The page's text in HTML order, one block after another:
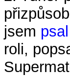
jsem
roli,